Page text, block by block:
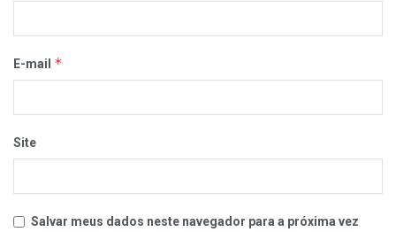
E-mail *
Site
Salvar meus dados neste navegador para a próxima vez